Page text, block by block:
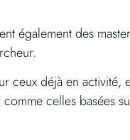
également des
ceux déjà en activité,
celles basées